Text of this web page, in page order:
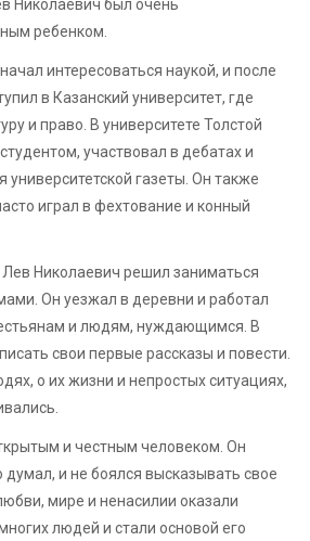
Николаевич был очень
ребенком.
интересоваться наукой, и после
в Казанский университет, где
и право. В университете Толстой
участвовал в дебатах и
университетской газеты. Он также
играл в фехтование и конный
Лев Николаевич решил заниматься
Он уезжал в деревни и работал
и людям, нуждающимся. В
свои первые рассказы и повести.
о их жизни и непростых ситуациях,
и честным человеком. Он
думал, и не боялся высказывать свое
мире и ненасилии оказали
людей и стали основой его